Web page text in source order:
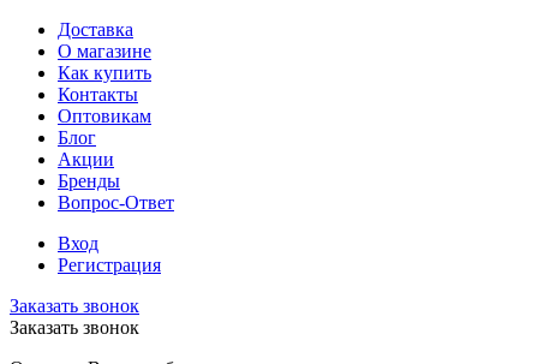
Доставка
О магазине
Как купить
Контакты
Оптовикам
Блог
Акции
Бренды
Вопрос-Ответ
Вход
Регистрация
Заказать звонок
Заказать звонок